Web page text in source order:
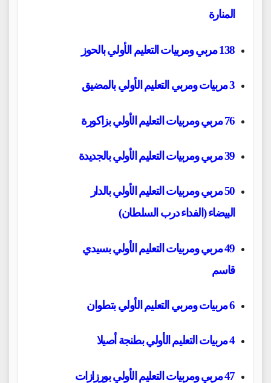
المنارة
138 مربي ومربيات التعليم الأولي بالحوز
3 مربيات ومربي التعليم الأولي بالمضيق
76 مربي ومربيات التعليم الأولي بزاكورة
39 مربي ومربيات التعليم الأولي بالجديدة
50 مربي ومربيات التعليم الأولي بالدار
البيضاء(الفداء درب السلطان)
49 مربي ومربيات التعليم الأولي بسيدي
قاسم
6 مربيات ومربي التعليم الأولي بتطوان
4 مربيات التعليم الأولي بطنجة أصيلا
47 مربي ومربيات التعليم الأولي بورزازات